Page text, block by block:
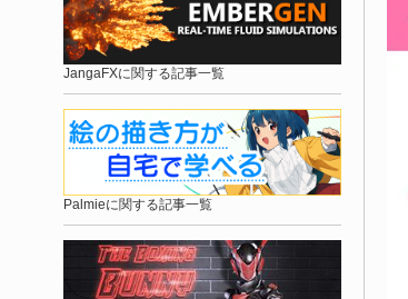
JangaFXに関する記事一覧
Palmieに関する記事一覧